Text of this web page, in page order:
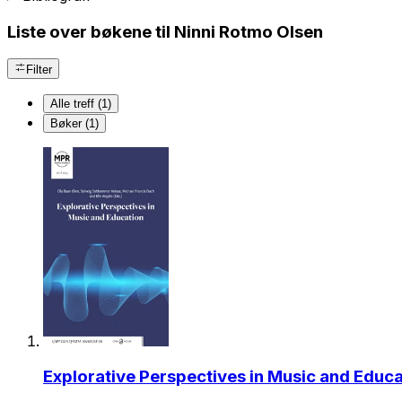
Liste over bøkene til Ninni Rotmo Olsen
Filter
Alle treff (1)
Bøker (1)
Explorative Perspectives in Music and